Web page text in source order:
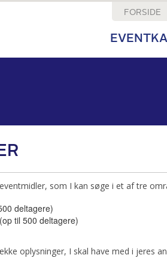
FORSIDE
som I kan søge i et af tre
deltagere)
til 500 deltagere)
oplysninger, I skal have med i jeres